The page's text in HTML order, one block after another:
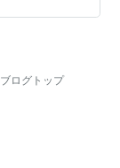
されている
ログトップ